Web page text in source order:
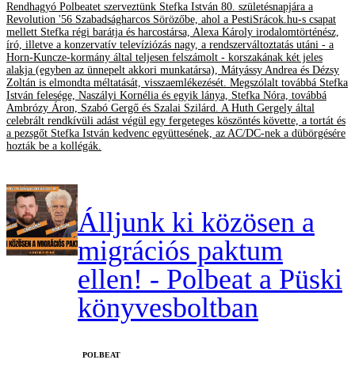
Rendhagyó Polbeatet szerveztünk Stefka István 80. születésnapjára a
Revolution '56 Szabadságharcos Sörözőbe, ahol a PestiSrácok.hu-s csapat
mellett Stefka régi barátja és harcostársa, Alexa Károly irodalomtörténész,
író, illetve a konzervatív televíziózás nagy, a rendszerváltoztatás utáni - a
Horn-Kuncze-kormány által teljesen felszámolt - korszakának két jeles
alakja (egyben az ünnepelt akkori munkatársa), Mátyássy Andrea és Dézsy
Zoltán is elmondta méltatását, visszaemlékezését. Megszólalt továbbá Stefka
István felesége, Naszályi Kornélia és egyik lánya, Stefka Nóra, továbbá
Ambrózy Áron, Szabó Gergő és Szalai Szilárd. A Huth Gergely által
celebrált rendkívüli adást végül egy fergeteges köszöntés követte, a tortát és
a pezsgőt Stefka István kedvenc együttesének, az AC/DC-nek a dübörgésére
hozták be a kollégák.
Álljunk ki közösen a
migrációs paktum
ellen! - Polbeat a Püski
könyvesboltban
‎POLBEAT